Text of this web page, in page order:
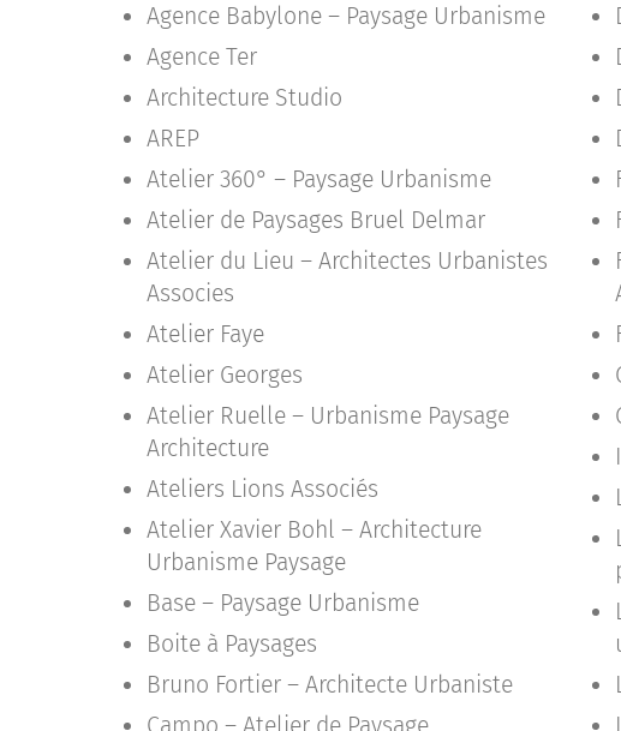
Agence Babylone – Paysage Urbanisme
Agence Ter
Architecture Studio
AREP
Atelier 360° – Paysage Urbanisme
Atelier de Paysages Bruel Delmar
Atelier du Lieu – Architectes Urbanistes
Associes
Atelier Faye
Atelier Georges
Atelier Ruelle – Urbanisme Paysage
Architecture
Ateliers Lions Associés
Atelier Xavier Bohl – Architecture
Urbanisme Paysage
Base – Paysage Urbanisme
Boite à Paysages
Bruno Fortier – Architecte Urbaniste
Campo – Atelier de Paysage